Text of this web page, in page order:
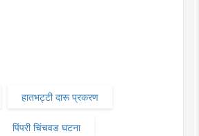
हातभट्टी दारू प्रकरण
पिंपरी चिंचवड घटना